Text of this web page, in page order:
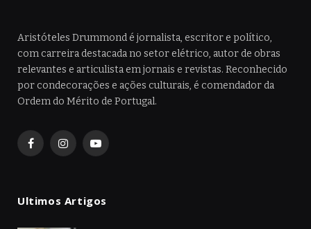
Aristóteles Drummond é jornalista, escritor e político,
com carreira destacada no setor elétrico, autor de obras
relevantes e articulista em jornais e revistas. Reconhecido
por condecorações e ações culturais, é comendador da
Ordem do Mérito de Portugal.
FacebookInstagramYouTube
Ultimos Artigos